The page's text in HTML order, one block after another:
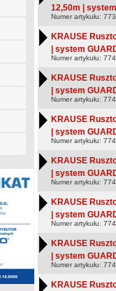
12,50m |
Numer artykułu:
KRAUSE
| system
Numer artykułu:
KRAUSE
| system
Numer artykułu:
KRAUSE
| system
Numer artykułu:
KRAUSE
| system
Numer artykułu:
KRAUSE
| system
Numer artykułu:
KRAUSE
| system
Numer artykułu:
KRAUSE